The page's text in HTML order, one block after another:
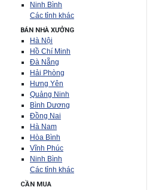
Ninh Bình
Các tỉnh khác
BÁN NHÀ XƯỞNG
Hà Nội
Hồ Chí Minh
Đà Nẵng
Hải Phòng
Hưng Yên
Quảng Ninh
Bình Dương
Đồng Nai
Hà Nam
Hòa Bình
Vĩnh Phúc
Ninh Bình
Các tỉnh khác
CẦN MUA